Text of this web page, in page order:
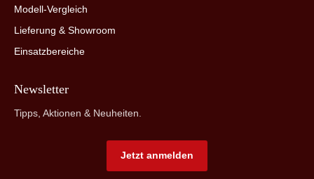
Modell-Vergleich
Lieferung & Showroom
Einsatzbereiche
Newsletter
Tipps, Aktionen & Neuheiten.
Jetzt anmelden